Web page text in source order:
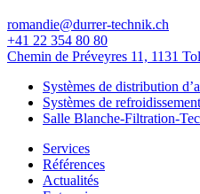
romandie@durrer-technik.ch
+41 22 354 80 80
Chemin de Préveyres 11, 1131
Systèmes de distribution
Systèmes de
Salle Blanche-Filtration-
Services
Références
Actualités